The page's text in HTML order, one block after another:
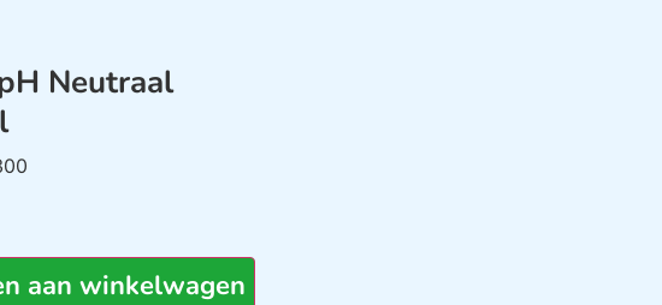
Neutraal
aan winkelwagen